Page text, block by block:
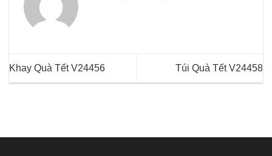
Khay Quà Tết V24456 Túi Quà Tết V24458